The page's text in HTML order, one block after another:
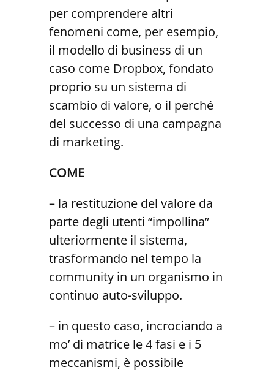
per comprendere altri
fenomeni come, per esempio,
il modello di business di un
caso come Dropbox, fondato
proprio su un sistema di
scambio di valore, o il perché
del successo di una campagna
di marketing.
COME
– la restituzione del valore da
parte degli utenti “impollina”
ulteriormente il sistema,
trasformando nel tempo la
community in un organismo in
continuo auto-sviluppo.
– in questo caso, incrociando a
mo’ di matrice le 4 fasi e i 5
meccanismi, è possibile